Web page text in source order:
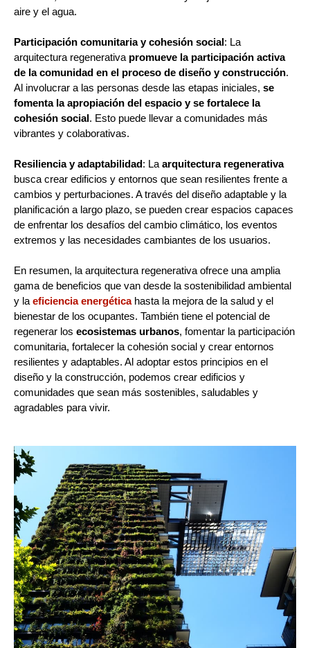
aire y el agua.
Participación comunitaria y cohesión social: La
arquitectura regenerativa promueve la participación activa
de la comunidad en el proceso de diseño y construcción.
Al involucrar a las personas desde las etapas iniciales, se
fomenta la apropiación del espacio y se fortalece la
cohesión social. Esto puede llevar a comunidades más
vibrantes y colaborativas.
Resiliencia y adaptabilidad: La arquitectura regenerativa
busca crear edificios y entornos que sean resilientes frente a
cambios y perturbaciones. A través del diseño adaptable y la
planificación a largo plazo, se pueden crear espacios capaces
de enfrentar los desafíos del cambio climático, los eventos
extremos y las necesidades cambiantes de los usuarios.
En resumen, la arquitectura regenerativa ofrece una amplia
gama de beneficios que van desde la sostenibilidad ambiental
y la eficiencia energéticahasta la mejora de la salud y el
bienestar de los ocupantes. También tiene el potencial de
regenerar los ecosistemas urbanos, fomentar la participación
comunitaria, fortalecer la cohesión social y crear entornos
resilientes y adaptables. Al adoptar estos principios en el
diseño y la construcción, podemos crear edificios y
comunidades que sean más sostenibles, saludables y
agradables para vivir.